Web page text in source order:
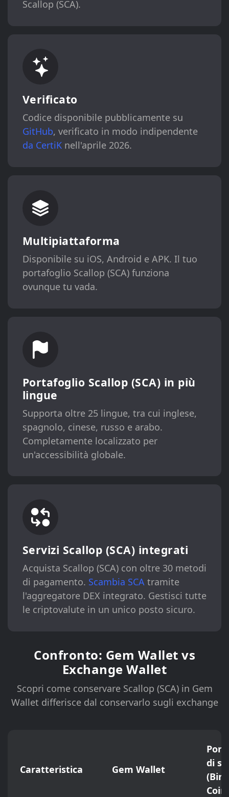
Scallop (SCA).
Verificato
Codice disponibile pubblicamente su
GitHub, verificato in modo indipendente
da CertiKnell'aprile 2026.
Multipiattaforma
Disponibile su iOS, Android e APK. Il tuo
portafoglio Scallop (SCA) funziona
ovunque tu vada.
Portafoglio Scallop (SCA) in più
lingue
Supporta oltre 25 lingue, tra cui inglese,
spagnolo, cinese, russo e arabo.
Completamente localizzato per
un'accessibilità globale.
Servizi Scallop (SCA) integrati
Acquista Scallop (SCA) con oltre 30 metodi
di pagamento. Scambia SCAtramite
l'aggregatore DEX integrato. Gestisci tutte
le criptovalute in un unico posto sicuro.
Confronto: Gem Wallet vs
Exchange Wallet
Scopri come conservare Scallop (SCA) in Gem
Wallet differisce dal conservarlo sugli exchange
Caratteristica Gem Wallet
di